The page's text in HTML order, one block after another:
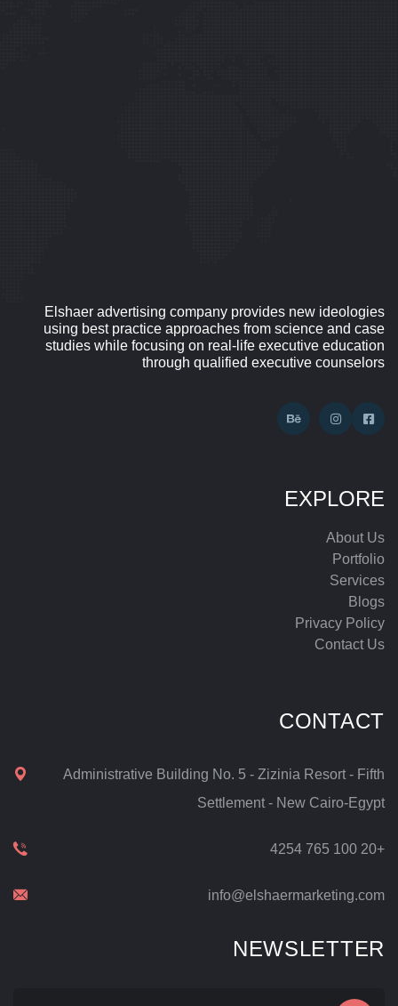
Elshaer advertising company provides new ideologies
using best practice approaches from science and case
studies while focusing on real-life executive education
through qualified executive counselors
EXPLORE
About Us
Portfolio
Services
Blogs
Privacy Policy
Contact Us
CONTACT
Administrative Building No. 5 - Zizinia Resort - Fifth
Settlement - New Cairo-Egypt
+20 100 765 4254
info@elshaermarketing.com
NEWSLETTER